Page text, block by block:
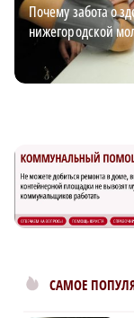
Почему забота о
нижегородской
САМОЕ